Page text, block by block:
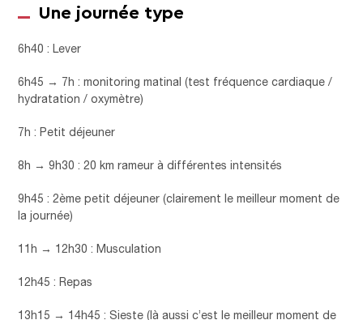
Une journée type
6h40 : Lever
6h45 → 7h : monitoring matinal (test fréquence cardiaque /
hydratation / oxymètre)
7h : Petit déjeuner
8h → 9h30 : 20 km rameur à différentes intensités
9h45 : 2ème petit déjeuner (clairement le meilleur moment de
la journée)
11h → 12h30 : Musculation
12h45 : Repas
13h15 → 14h45 : Sieste (là aussi c’est le meilleur moment de